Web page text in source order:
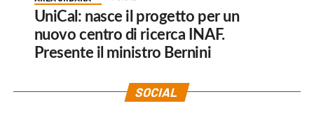
UniCal: nasce il progetto per un
nuovo centro di ricerca INAF.
Presente il ministro Bernini
SOCIAL